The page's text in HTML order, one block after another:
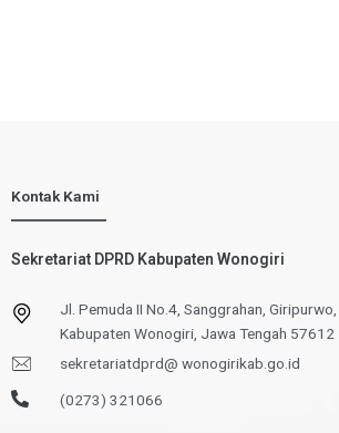
Kontak Kami
Sekretariat DPRD Kabupaten Wonogiri
Jl. Pemuda II No.4, Sanggrahan,
Kabupaten Wonogiri, Jawa Tengah 57612
sekretariatdprd@ wonogirikab.go.id
(0273) 321066